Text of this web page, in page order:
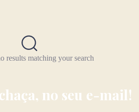
results matching your search
no seu e-mail!